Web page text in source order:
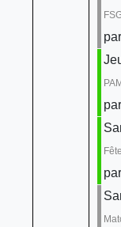
par
par
par